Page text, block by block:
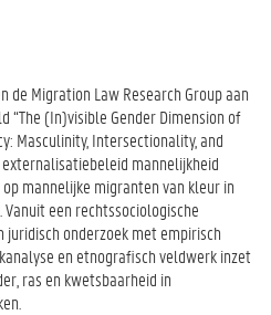
de Migration Law Research Group aan
“The (In)visible Gender Dimension of
Masculinity, Intersectionality, and
mannelijkheid
mannelijke migranten van kleur in
een rechtssociologische
onderzoek met empirisch
en etnografisch veldwerk inzet
ras en kwetsbaarheid in